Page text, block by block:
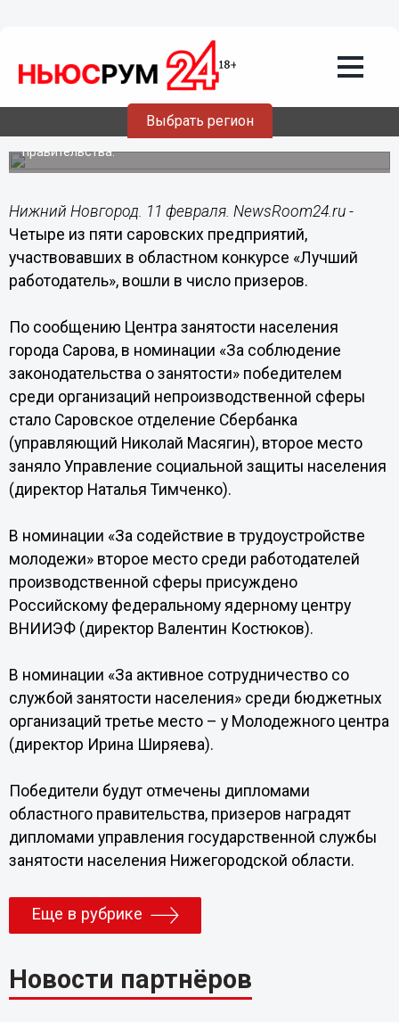
Выбрать регион
Четыре саровских организации попали
в число лучших работодателей
Нижегородской области
Победители будут отмечены дипломами областного
правительства.
Нижний Новгород. 11 февраля. NewsRoom24.ru -
Четыре из пяти саровских предприятий,
участвовавших в областном конкурсе «Лучший
работодатель», вошли в число призеров.
По сообщению Центра занятости населения
города Сарова, в номинации «За соблюдение
законодательства о занятости» победителем
среди организаций непроизводственной сферы
стало Саровское отделение Сбербанка
(управляющий Николай Масягин), второе место
заняло Управление социальной защиты населения
(директор Наталья Тимченко).
В номинации «За содействие в трудоустройстве
молодежи» второе место среди работодателей
производственной сферы присуждено
Российскому федеральному ядерному центру
ВНИИЭФ (директор Валентин Костюков).
В номинации «За активное сотрудничество со
службой занятости населения» среди бюджетных
организаций третье место – у Молодежного центра
(директор Ирина Ширяева).
Победители будут отмечены дипломами
областного правительства, призеров наградят
дипломами управления государственной службы
занятости населения Нижегородской области.
Еще в рубрике
Новости партнёров